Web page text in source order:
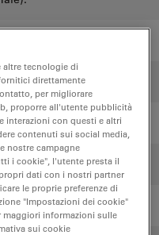
altre tecnologie di
direttamente
per migliorare
proporre all'utente pubblicità
interazioni con questi e altri
contenuti sui social media,
nostre campagne
i cookie", l'utente presta il
dati con i nostri partner
le proprie preferenze di
"Impostazioni dei cookie"
maggiori informazioni sulle
sui cookie